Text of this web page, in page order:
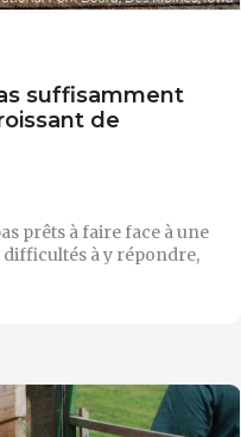
suffisamment
de
prêts à faire face à une
difficultés à y répondre,